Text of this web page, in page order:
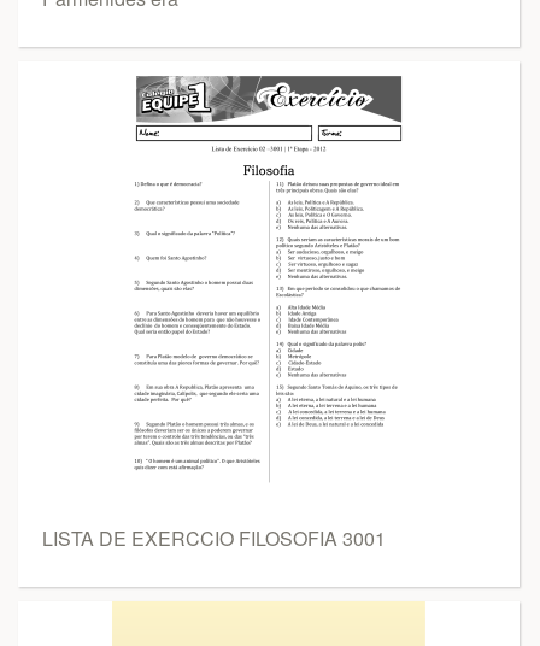
LISTA DE EXERCCIO FILOSOFIA 3001